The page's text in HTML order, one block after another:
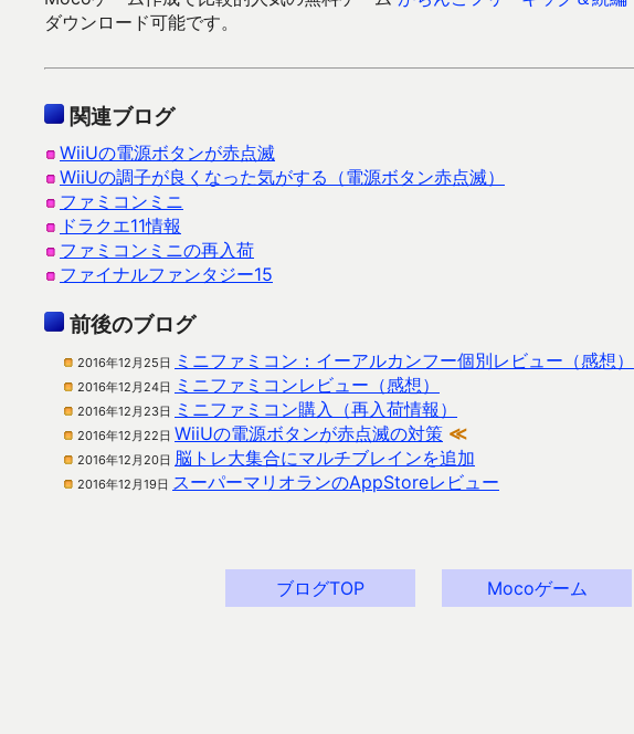
ダウンロード可能です。
関連ブログ
WiiUの電源ボタンが赤点滅
WiiUの調子が良くなった気がする（電源ボタン赤点滅）
ファミコンミニ
ドラクエ11情報
ファミコンミニの再入荷
ファイナルファンタジー15
前後のブログ
2016年12月25日 ミニファミコン：イーアルカンフー個別レビュー（感想）
2016年12月24日 ミニファミコンレビュー（感想）
2016年12月23日 ミニファミコン購入（再入荷情報）
2016年12月22日 WiiUの電源ボタンが赤点滅の対策 ≪
2016年12月20日 脳トレ大集合にマルチブレインを追加
2016年12月19日 スーパーマリオランのAppStoreレビュー
ブログTOP Mocoゲーム